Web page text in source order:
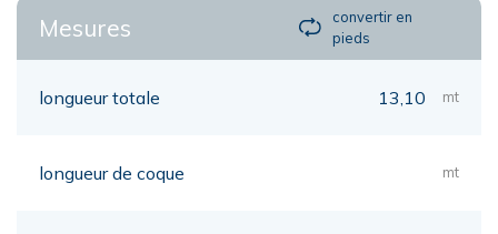
Mesures
convertir en
pieds
longueur totale 13,10 mt
longueur de coque mt